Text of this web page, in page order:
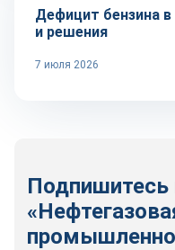
Дефицит бензина
и решения
7 июля 2026